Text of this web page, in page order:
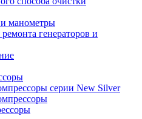
и манометры
генераторов и
серии New Silver